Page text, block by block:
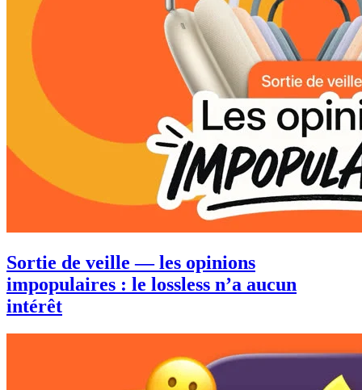
Sortie de veille — les opinions
impopulaires : le lossless n’a aucun
intérêt